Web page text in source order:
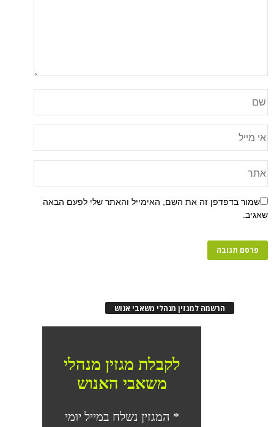
שמור בדפדפן זה את השם, האימייל והאתר שלי לפעם הבאה
שאגיב.
הרשמה למגזין מנהלי משאבי אנוש